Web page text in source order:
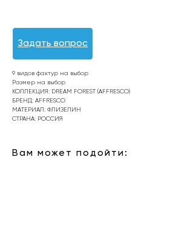
Задать вопрос
9 видов фактур на выбор
Размер на выбор
КОЛЛЕКЦИЯ: DREAM FOREST (AFFRESCO)
БРЕНД: AFFRESCO
МАТЕРИАЛ: ФЛИЗЕЛИН
СТРАНА: РОССИЯ
Вам может подойти: